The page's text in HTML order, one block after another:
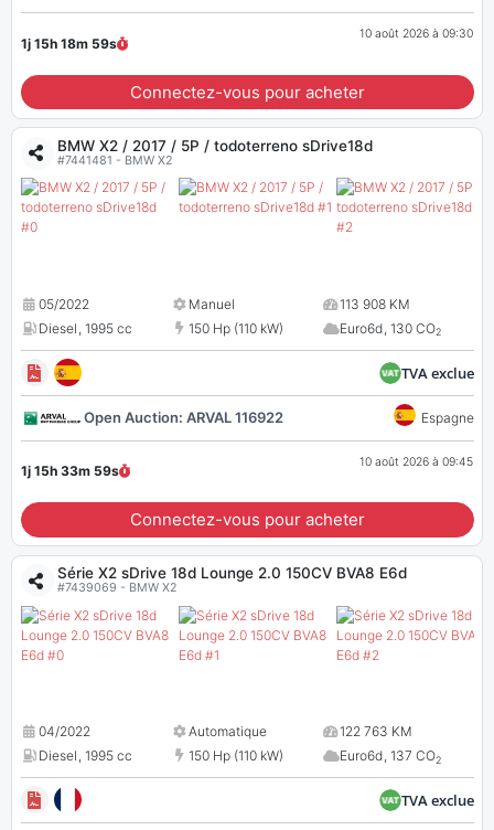
1j 15h 18m 58s
10 août 2026 à 09:30
Connectez-vous pour acheter
BMW X2 / 2017 / 5P / todoterreno sDrive18d
#7441481 - BMW X2
05/2022 Manuel
113 908 KM
Diesel, 1995 cc 150 Hp (110 kW) Euro6d, 130 CO2
TVA exclue
Open Auction: ARVAL 116922 Espagne
1j 15h 33m 58s
10 août 2026 à 09:45
Connectez-vous pour acheter
Série X2 sDrive 18d Lounge 2.0 150CV BVA8 E6d
#7439069 - BMW X2
04/2022 Automatique
122 763 KM
Diesel, 1995 cc 150 Hp (110 kW) Euro6d, 137 CO2
TVA exclue